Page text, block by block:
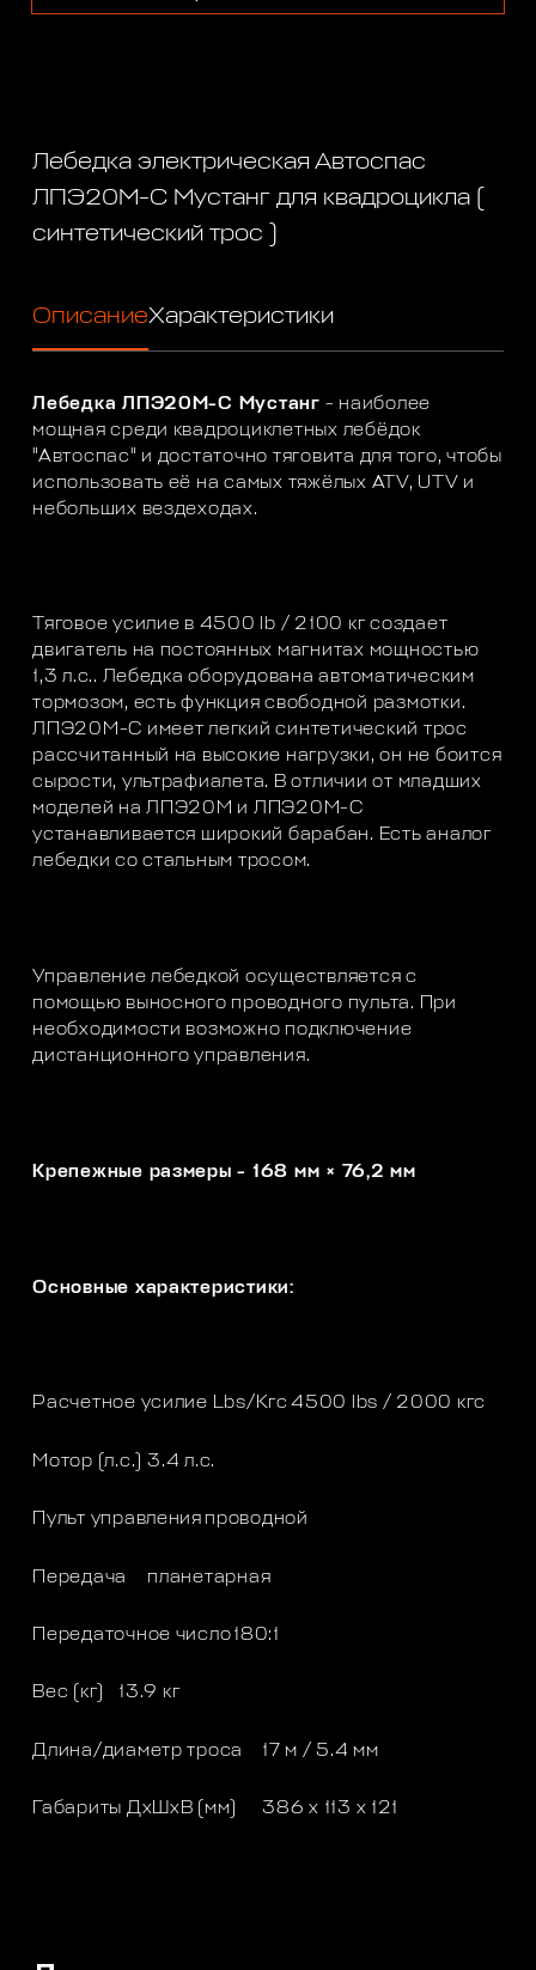
Лебедка электрическая Автоспас
ЛПЭ20М-С Мустанг для квадроцикла (
синтетический трос )
ОписаниеХарактеристики
Лебедка ЛПЭ20М-С Мустанг - наиболее
мощная среди квадроциклетных лебёдок
"Автоспас" и достаточно тяговита для того, чтобы
использовать её на самых тяжёлых ATV, UTV и
небольших вездеходах.
Тяговое усилие в 4500 lb / 2100 кг создает
двигатель на постоянных магнитах мощностью
1,3 л.с.. Лебедка оборудована автоматическим
тормозом, есть функция свободной размотки.
ЛПЭ20М-С имеет легкий синтетический трос
рассчитанный на высокие нагрузки, он не боится
сырости, ультрафиалета. В отличии от младших
моделей на ЛПЭ20М и ЛПЭ20М-С
устанавливается широкий барабан. Есть аналог
лебедки со стальным тросом.
Управление лебедкой осуществляется с
помощью выносного проводного пульта. При
необходимости возможно подключение
дистанционного управления.
Крепежные размеры - 168 мм × 76,2 мм
Основные характеристики:
Расчетное усилие Lbs/Кгc 4500 lbs / 2000 кгc
Мотор (л.с.) 3.4 л.с.
Пульт управления проводной
Передача планетарная
Передаточное число 180:1
Вес (кг) 13.9 кг
Длина/диаметр троса 17 м / 5.4 мм
Габариты ДхШхВ (мм) 386 х 113 х 121